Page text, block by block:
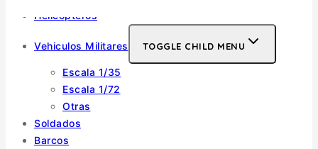
Helicópteros
Vehiculos Militares TOGGLE CHILD MENU
Escala 1/35
Escala 1/72
Otras
Soldados
Barcos